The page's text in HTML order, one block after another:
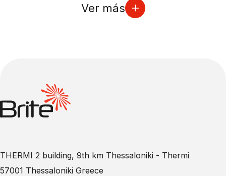
Ver más
THERMI 2 building, 9th km Thessaloniki - Thermi
57001 Thessaloniki Greece